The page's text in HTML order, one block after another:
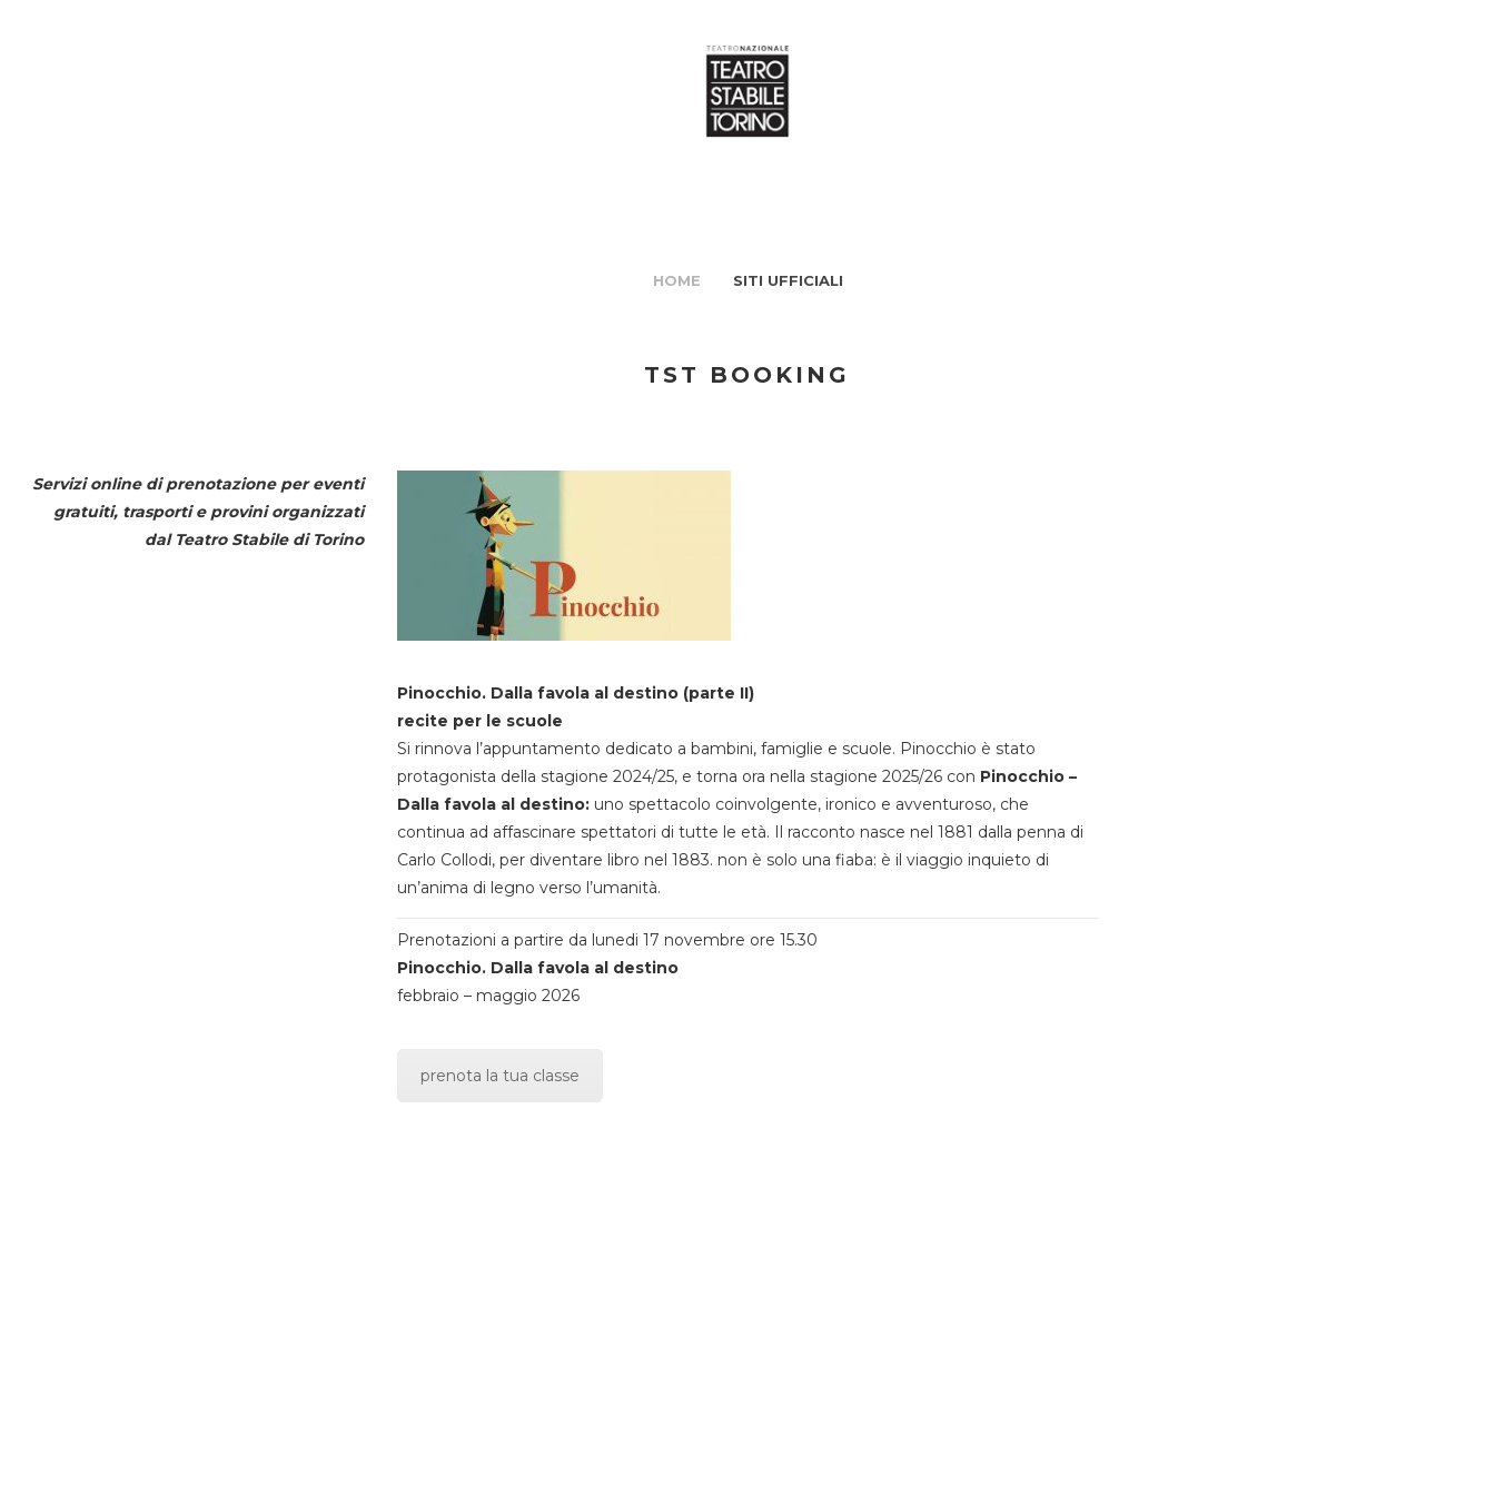
HOME SITI UFFICIALI
TST BOOKING
Servizi online di prenotazione per eventi
gratuiti, trasporti e provini organizzati
dal Teatro Stabile di Torino
Pinocchio. Dalla favola al destino (parte II)
recite per le scuole
Si rinnova l’appuntamento dedicato a bambini, famiglie e scuole. Pinocchio è stato
protagonista della stagione 2024/25, e torna ora nella stagione 2025/26 con Pinocchio –
Dalla favola al destino:uno spettacolo coinvolgente, ironico e avventuroso, che
continua ad affascinare spettatori di tutte le età. Il racconto nasce nel 1881 dalla penna di
Carlo Collodi, per diventare libro nel 1883. non è solo una fiaba: è il viaggio inquieto di
un’anima di legno verso l’umanità.
Prenotazioni a partire da lunedi 17 novembre ore 15.30
Pinocchio. Dalla favola al destino
febbraio – maggio 2026
prenota la tua classe